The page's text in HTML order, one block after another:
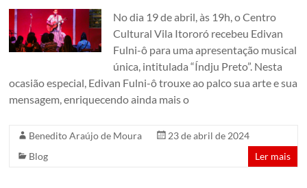
No dia 19 de abril, às 19h, o Centro
Cultural Vila Itororó recebeu Edivan
Fulni-ô para uma apresentação musical
única, intitulada “Índju Preto”. Nesta
ocasião especial, Edivan Fulni-ô trouxe ao palco sua arte e sua
mensagem, enriquecendo ainda mais o
Benedito Araújo de Moura
23 de abril de 2024
Blog
Ler mais